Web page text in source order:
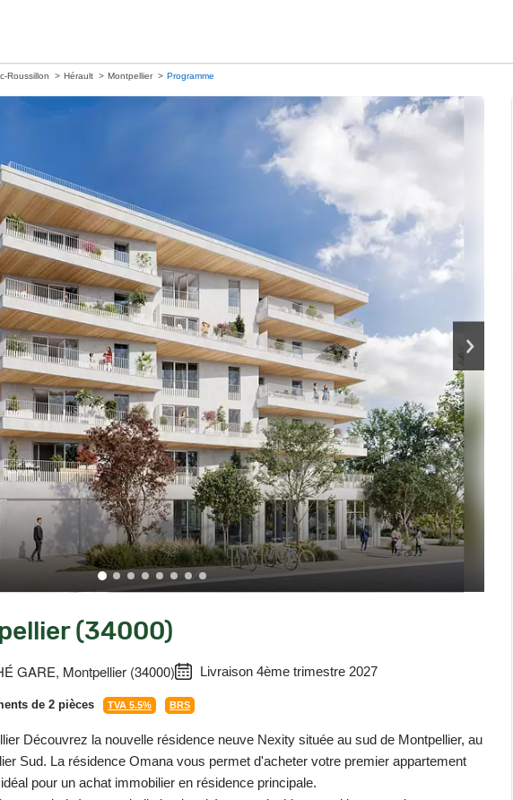
Roussillon Hérault Montpellier Programme
(34000)
GARE, Montpellier (34000) Livraison 4ème trimestre 2027
de 2 pièces TVA 5.5% BRS
Découvrez la nouvelle résidence neuve Nexity située au sud de Montpellier, au
Sud. La résidence Omana vous permet d'acheter votre premier appartement
pour un achat immobilier en résidence principale.